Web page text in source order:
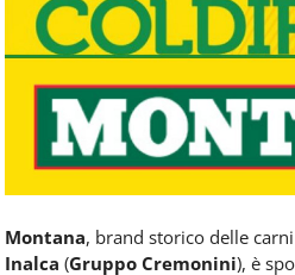
Service
e
tutte
novità
comparto
Montana, brand storico delle
Inalca (Gruppo Cremonini), è